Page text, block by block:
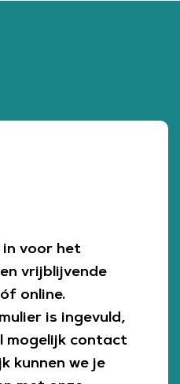
voor het
vrijblijvende
online.
is ingevuld,
mogelijk contact
kunnen we je